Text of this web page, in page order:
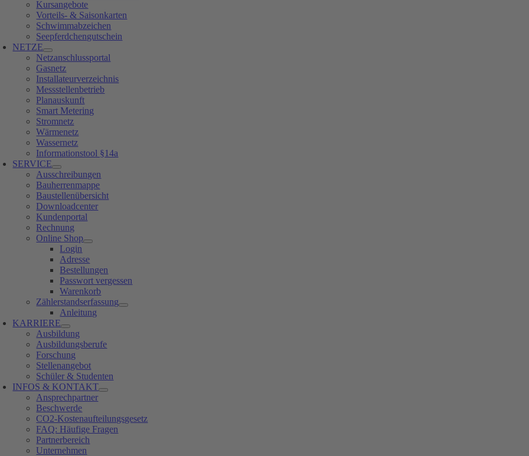
Kursangebote
Vorteils- & Saisonkarten
Schwimmabzeichen
Seepferdchengutschein
NETZE
Netzanschlussportal
Gasnetz
Installateurverzeichnis
Messstellenbetrieb
Planauskunft
Smart Metering
Stromnetz
Wärmenetz
Wassernetz
Informationstool §14a
SERVICE
Ausschreibungen
Bauherrenmappe
Baustellenübersicht
Downloadcenter
Kundenportal
Rechnung
Online Shop
Login
Adresse
Bestellungen
Passwort vergessen
Warenkorb
Zählerstandserfassung
Anleitung
KARRIERE
Ausbildung
Ausbildungsberufe
Forschung
Stellenangebot
Schüler & Studenten
INFOS & KONTAKT
Ansprechpartner
Beschwerde
CO2-Kostenaufteilungsgesetz
FAQ: Häufige Fragen
Partnerbereich
Unternehmen